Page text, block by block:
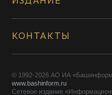
КОНТАКТЫ
© 1992-2026 АО ИА
www.bashinform.ru
Сетевое издание